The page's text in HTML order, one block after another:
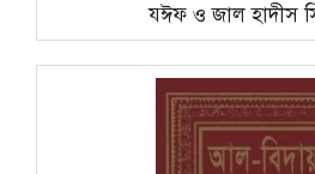
যঈফ ও জাল হাদীস